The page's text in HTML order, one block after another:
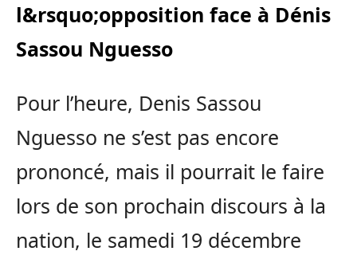
l&rsquo;opposition face à Dénis
Sassou Nguesso
Pour l’heure, Denis Sassou
Nguesso ne s’est pas encore
prononcé, mais il pourrait le faire
lors de son prochain discours à la
nation, le samedi 19 décembre